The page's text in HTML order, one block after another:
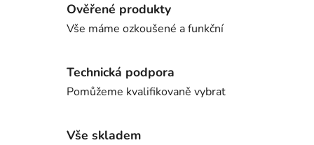
Ověřené produkty
Vše máme ozkoušené a funkční
Technická podpora
Pomůžeme kvalifikovaně vybrat
Vše skladem